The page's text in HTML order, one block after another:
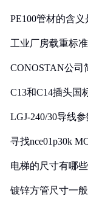
PE100管材的含义
工业厂房载重标
CONOSTAN公司
C13和C14插头国
LGJ-240/30导线
寻找nce01p30k
电梯的尺寸有哪
镀锌方管尺寸一